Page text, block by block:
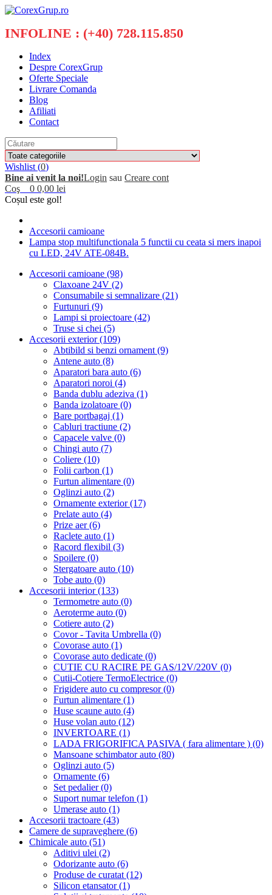
INFOLINE : (+40) 728.115.850
Index
Despre CorexGrup
Oferte Speciale
Livrare Comanda
Blog
Afiliati
Contact
Wishlist (0)
Bine ai venit la noi!Login sau Creare cont
Coş
0 0,00 lei
Coșul este gol!
Accesorii camioane
Lampa stop multifunctionala 5 functii cu ceata si mers inapoi
cu LED, 24V ATE-084B.
Accesorii camioane (98)
Claxoane 24V (2)
Consumabile si semnalizare (21)
Furtunuri (9)
Lampi si proiectoare (42)
Truse si chei (5)
Accesorii exterior (109)
Abtibild si benzi ornament (9)
Antene auto (8)
Aparatori bara auto (6)
Aparatori noroi (4)
Banda dublu adeziva (1)
Banda izolatoare (0)
Bare portbagaj (1)
Cabluri tractiune (2)
Capacele valve (0)
Chingi auto (7)
Coliere (10)
Folii carbon (1)
Furtun alimentare (0)
Oglinzi auto (2)
Ornamente exterior (17)
Prelate auto (4)
Prize aer (6)
Raclete auto (1)
Racord flexibil (3)
Spoilere (0)
Stergatoare auto (10)
Tobe auto (0)
Accesorii interior (133)
Termometre auto (0)
Aeroterme auto (0)
Cotiere auto (2)
Covor - Tavita Umbrella (0)
Covorase auto (1)
Covorase auto dedicate (0)
CUTIE CU RACIRE PE GAS/12V/220V (0)
Cutii-Cotiere TermoElectrice (0)
Frigidere auto cu compresor (0)
Furtun alimentare (1)
Huse scaune auto (4)
Huse volan auto (12)
INVERTOARE (1)
LADA FRIGORIFICA PASIVA ( fara alimentare ) (0)
Mansoane schimbator auto (80)
Oglinzi auto (5)
Ornamente (6)
Set pedalier (0)
Suport numar telefon (1)
Umerase auto (1)
Accesorii tractoare (43)
Camere de supraveghere (6)
Chimicale auto (51)
Aditivi ulei (2)
Odorizante auto (6)
Produse de curatat (12)
Silicon etansator (1)